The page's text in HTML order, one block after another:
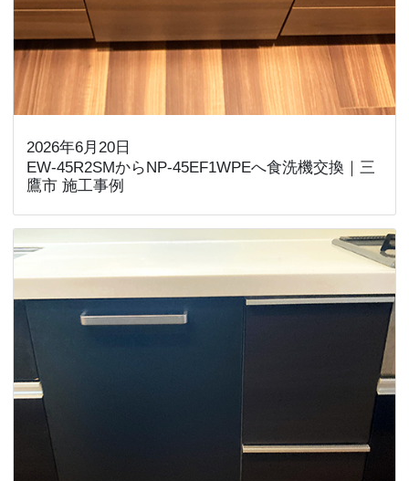
2026年6月20日
EW-45R2SMからNP-45EF1WPEへ食洗機交換｜三
鷹市 施工事例